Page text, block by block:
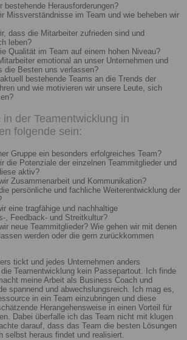
bestehende Herausforderungen?
Missverständnisse im Team und wie beheben wir
dass die Mitarbeiter zufrieden sind und
leben?
Qualität im Team auf einem hohen Niveau?
emotional an unser Unternehmen und
die Besten uns verlassen?
bestehende Teams an die Trends der
und wie motivieren wir unsere Leute, sich
der Teamentwicklung in
folgende sein:
Gruppe ein besonders erfolgreiches Team?
die Potenziale der einzelnen Teammitglieder und
aktiv?
Zusammenarbeit und Kommunikation?
persönliche und fachliche Weiterentwicklung der
eine tragfähige und nachhaltige
, Feedback- und Streitkultur?
neue Teammitglieder? Wie gehen wir mit denen
werden oder die gern zurückkommen
tickt und jedes Unternehmen anders
Teamentwicklung kein Passepartout. Ich finde
meine Arbeit als Business Coach und
spannend und abwechslungsreich. Ich mag es,
in ein Team einzubringen und diese
Herangehensweise in einen Vorteil für
Dabei überfalle ich das Team nicht mit klugen
darauf, dass das Team die besten Lösungen
selbst heraus findet und realisiert.